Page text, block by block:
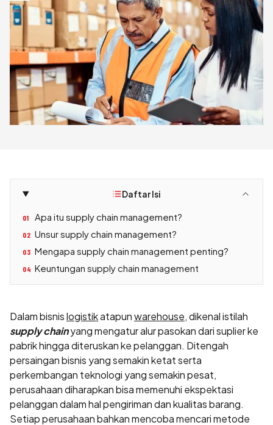
Daftar Isi
01 Apa itu supply chain management?
02 Unsur supply chain management?
03 Mengapa supply chain management penting?
04 Keuntungan supply chain management
Dalam bisnislogistikatapunwarehouse, dikenal istilah
supply chainyang mengatur alur pasokan dari suplier ke
pabrik hingga diteruskan ke pelanggan. Ditengah
persaingan bisnis yang semakin ketat serta
perkembangan teknologi yang semakin pesat,
perusahaan diharapkan bisa memenuhi ekspektasi
pelanggan dalam hal pengiriman dan kualitas barang.
Setiap perusahaan bahkan mencoba mencari metode